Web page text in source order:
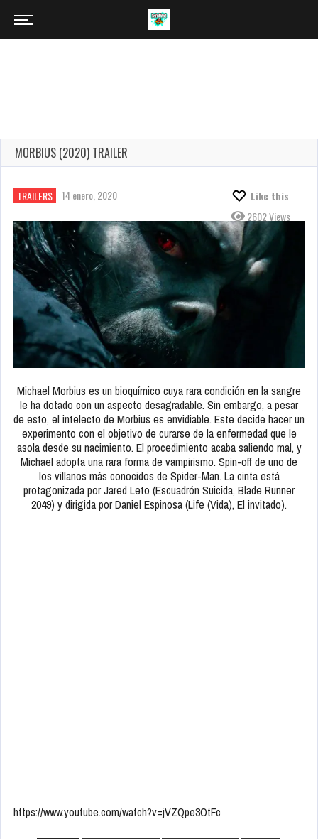
MORBIUS (2020) TRAILER
TRAILERS 14 enero, 2020
Like this
2602 Views
Michael Morbius es un bioquímico cuya rara condición en la sangre
le ha dotado con un aspecto desagradable. Sin embargo, a pesar
de esto, el intelecto de Morbius es envidiable. Este decide hacer un
experimento con el objetivo de curarse de la enfermedad que le
asola desde su nacimiento. El procedimiento acaba saliendo mal, y
Michael adopta una rara forma de vampirismo. Spin-off de uno de
los villanos más conocidos de Spider-Man. La cinta está
protagonizada por Jared Leto (Escuadrón Suicida, Blade Runner
2049) y dirigida por Daniel Espinosa (Life (Vida), El invitado).
https://www.youtube.com/watch?v=jVZQpe3OtFc